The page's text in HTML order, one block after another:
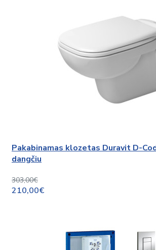
Pakabinamas klozetas Duravit D-
dangčiu
303,00€
210,00€